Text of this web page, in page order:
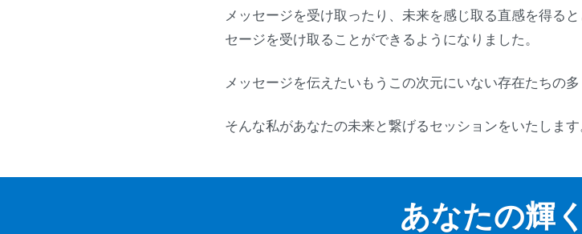
メッセージを受け取ったり、未来を感じ取る直感を得る
セージを受け取ることができるようになりました。
メッセージを伝えたいもうこの次元にいない存在たちの多
そんな私があなたの未来と繋げるセッションをいたします
あなたの輝